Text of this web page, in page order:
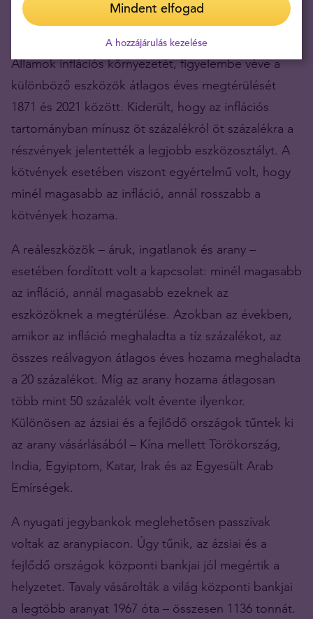
inflációt támogató tényezők.
A Citi Research összehasonlította az Egyesült
Államok inflációs környezetét, figyelembe véve a
különböző eszközök átlagos éves megtérülését
1871 és 2021 között. Kiderült, hogy az inflációs
tartományban mínusz öt százalékról öt százalékra a
részvények jelentették a legjobb eszközosztályt. A
kötvények esetében viszont egyértelmű volt, hogy
minél magasabb az infláció, annál rosszabb a
kötvények hozama.
A reáleszközök – áruk, ingatlanok és arany –
esetében fordított volt a kapcsolat: minél magasabb
az infláció, annál magasabb ezeknek az
eszközöknek a megtérülése. Azokban az években,
amikor az infláció meghaladta a tíz százalékot, az
összes reálvagyon átlagos éves hozama meghaladta
a 20 százalékot. Míg az arany hozama átlagosan
több mint 50 százalék volt évente ilyenkor.
Különösen az ázsiai és a fejlődő országok tűntek ki
az arany vásárlásából – Kína mellett Törökország,
India, Egyiptom, Katar, Irak és az Egyesült Arab
Emírségek.
A nyugati jegybankok meglehetősen passzívak
voltak az aranypiacon. Úgy tűnik, az ázsiai és a
fejlődő országok központi bankjai jól megértik a
helyzetet. Tavaly vásárolták a világ központi bankjai
a legtöbb aranyat 1967 óta – összesen 1136 tonnát.
Mindent elfogad
A hozzájárulás kezelése